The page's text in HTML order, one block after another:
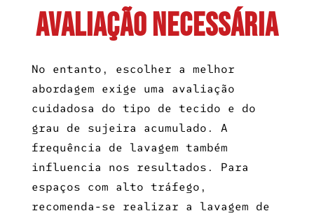
Avaliação necessária
No entanto, escolher a melhor
abordagem exige uma avaliação
cuidadosa do tipo de tecido e do
grau de sujeira acumulado. A
frequência de lavagem também
influencia nos resultados. Para
espaços com alto tráfego,
recomenda-se realizar a lavagem de